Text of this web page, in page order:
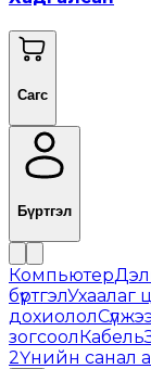
Сагс
Бүртгэл
Компьютер
бүртгэлУхаалаг
дохиолол
зогсоолКабель
2Үнийн санал